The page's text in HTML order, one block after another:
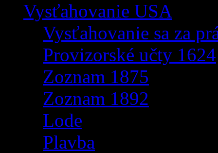
Vysťahovanie USA
Vysťahovanie sa za
Provizorské učty 1624
Zoznam 1875
Zoznam 1892
Lode
Plavba